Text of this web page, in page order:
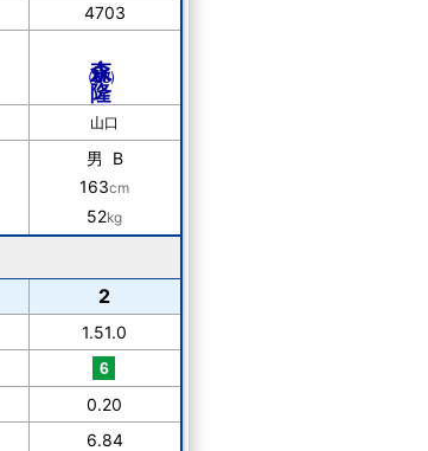
4703
(38)
山口
男 B
163cm
52kg
2
1.51.0
0.20
6.84